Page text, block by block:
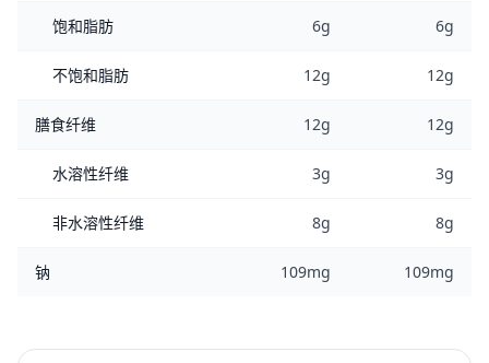
饱和脂肪 6g 6g
不饱和脂肪 12g 12g
膳食纤维 12g 12g
水溶性纤维 3g 3g
非水溶性纤维 8g 8g
钠 109mg 109mg